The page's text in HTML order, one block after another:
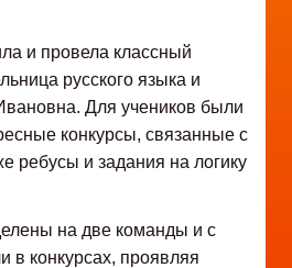
и провела классный
русского языка и
Для учеников были
конкурсы, связанные с
ребусы и задания на логику
на две команды и с
в конкурсах, проявляя